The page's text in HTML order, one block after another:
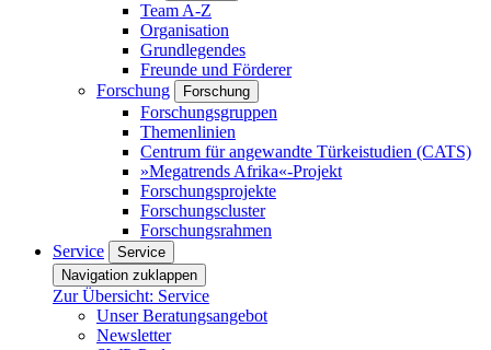
Team A-Z
Organisation
Grundlegendes
Freunde und Förderer
Forschung
Forschung
Forschungsgruppen
Themenlinien
Centrum für angewandte Türkeistudien (CATS)
»Megatrends Afrika«-Projekt
Forschungsprojekte
Forschungscluster
Forschungsrahmen
Service
Service
Navigation zuklappen
Zur Übersicht: Service
Unser Beratungsangebot
Newsletter